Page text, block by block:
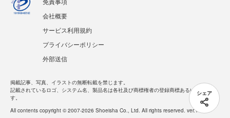
シェア
会社概要
サービス利用規約
プライバシーポリシー
外部送信
掲載記事、写真、イラストの無断転載を禁じます。
記載されているロゴ、システム名、製品名は各社及び商標権者の登録商標あるいは商標で
す。
All contents copyright © 2007-2026 Shoeisha Co., Ltd. All rights reserved. ver.1.5